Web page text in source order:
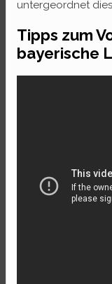
untergeordnet
Tipps zum
bayerische